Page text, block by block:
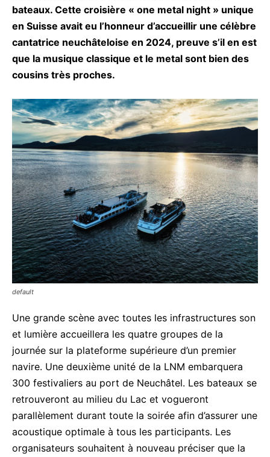
bateaux. Cette croisière « one metal night » unique
en Suisse avait eu l’honneur d’accueillir une célèbre
cantatrice neuchâteloise en 2024, preuve s’il en est
que la musique classique et le metal sont bien des
cousins très proches.
default
Une grande scène avec toutes les infrastructures son
et lumière accueillera les quatre groupes de la
journée sur la plateforme supérieure d’un premier
navire. Une deuxième unité de la LNM embarquera
300 festivaliers au port de Neuchâtel. Les bateaux se
retrouveront au milieu du Lac et vogueront
parallèlement durant toute la soirée afin d’assurer une
acoustique optimale à tous les participants. Les
organisateurs souhaitent à nouveau préciser que la